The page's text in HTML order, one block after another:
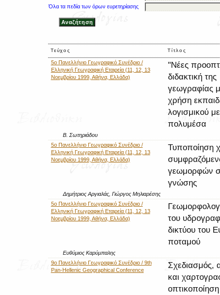
Όλα τα πεδία των όρων ευρετηρίασης
Τεύχος Τίτλος
5o Πανελλήνιο Γεωγραφικό Συνέδριο /
Ελληνική Γεωγραφική Εταιρεία (11, 12, 13
Νοεμβρίου 1999, Αθήνα, Ελλάδα)
"Νέες
διδακτική της
γεωγραφίας
χρήση
λογισμικού με
πολυμέσα
Β. Σωτηριάδου
5o Πανελλήνιο Γεωγραφικό Συνέδριο /
Ελληνική Γεωγραφική Εταιρεία (11, 12, 13
Νοεμβρίου 1999, Αθήνα, Ελλάδα)
Τυποποίηση
γεωμορφών
γνώσης
Δημήτριος Αργιαλάς, Γιώργος Μηλιαρέσης
5o Πανελλήνιο Γεωγραφικό Συνέδριο /
Ελληνική Γεωγραφική Εταιρεία (11, 12, 13
Νοεμβρίου 1999, Αθήνα, Ελλάδα)
του
δικτύου του
ποταμού
Ευθύμιος Καρύμπαλης
9ο Πανελλήνιο Γεωγραφικό Συνέδριο / 9th
Pan-Hellenic Geographical Conference
Σχεδιασμός,
και